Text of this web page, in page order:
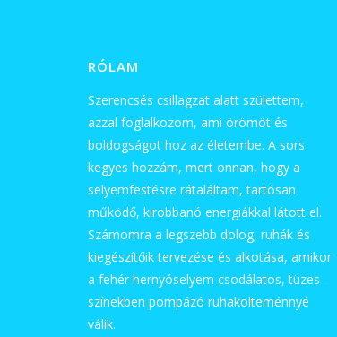
RÓLAM
Szerencsés csillagzat alatt születtem,
azzal foglalkozom, ami örömöt és
boldogságot hoz az életembe. A sors
kegyes hozzám, mert onnan, hogy a
selyemfestésre rátaláltam, tartósan
működő, kirobbanó energiákkal látott el.
Számomra a legszebb dolog, ruhák és
kiegészítőik tervezése és alkotása, amikor
a fehér hernyóselyem csodálatos, tüzes
színekben pompázó ruhakölteménnyé
válik.